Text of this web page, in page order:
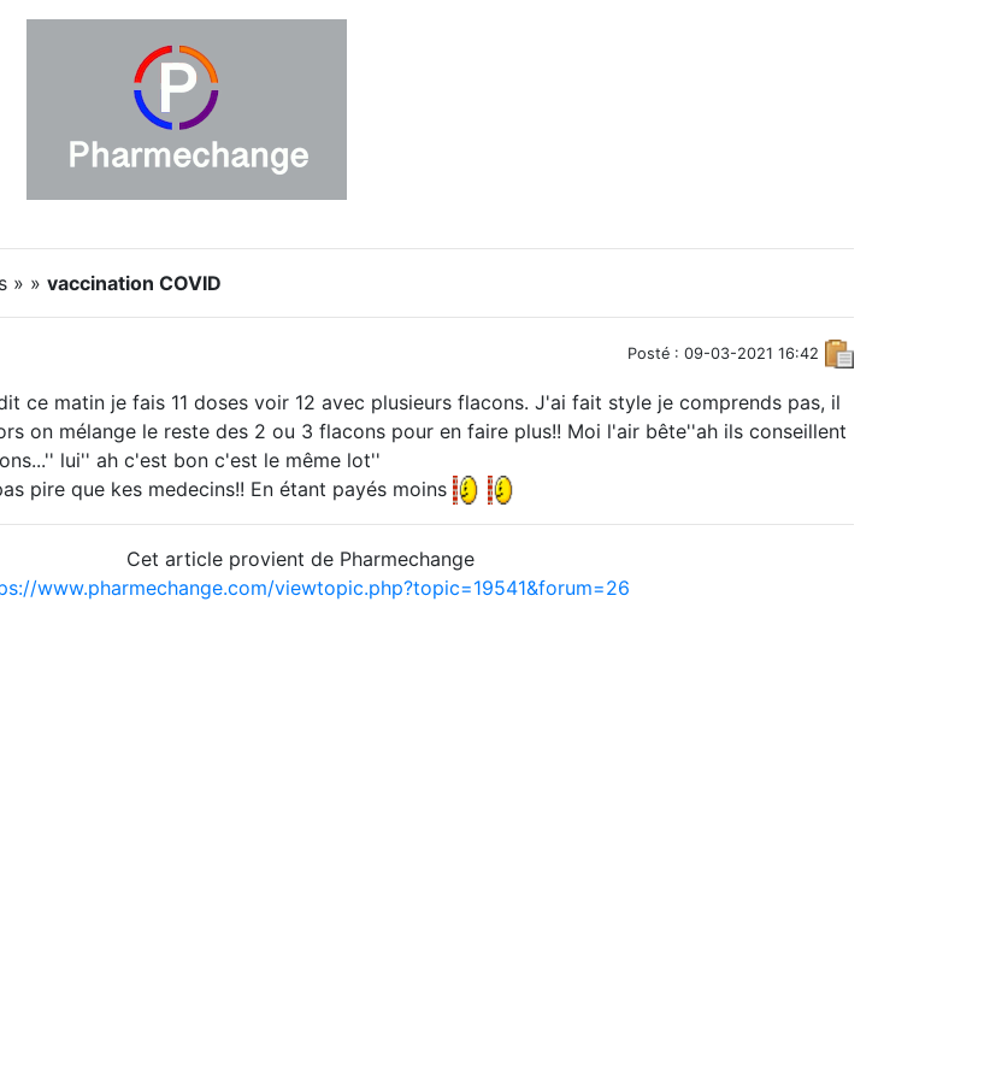
» » vaccination COVID
Posté : 09-03-2021 16:42
ce matin je fais 11 doses voir 12 avec plusieurs flacons. J'ai fait style je comprends pas, il
on mélange le reste des 2 ou 3 flacons pour en faire plus!! Moi l'air bête''ah ils conseillent
lui'' ah c'est bon c'est le même lot''
pire que kes medecins!! En étant payés moins
Cet article provient de Pharmechange
www.pharmechange.com/viewtopic.php?topic=19541&forum=26